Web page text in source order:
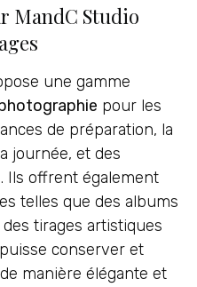
MandC Studio
une gamme
pour les
de préparation, la
journée, et des
Ils offrent également
telles que des albums
tirages artistiques
conserver et
manière élégante et